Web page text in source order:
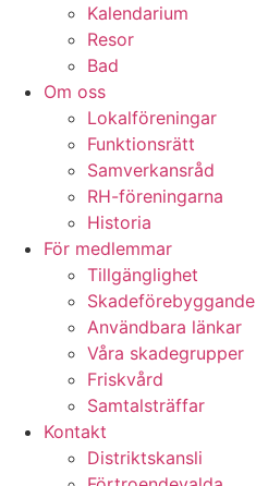
Kalendarium
Resor
Bad
Om oss
Lokalföreningar
Funktionsrätt
Samverkansråd
RH-föreningarna
Historia
För medlemmar
Tillgänglighet
Skadeförebyggande
Användbara länkar
Våra skadegrupper
Friskvård
Samtalsträffar
Kontakt
Distriktskansli